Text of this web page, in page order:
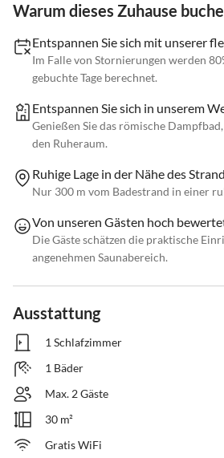
Warum dieses Zuhause
Entspannen Sie sich mit unserer
Im Falle von Stornierungen werden
gebuchte Tage berechnet.
Entspannen Sie sich in unserem
Genießen Sie das römische
den Ruheraum.
Ruhige Lage in der Nähe des
Nur 300 m vom Badestrand in einer
Von unseren Gästen hoch
Die Gäste schätzen die praktische
angenehmen Saunabereich.
Ausstattung
1 Schlafzimmer
1 Bäder
Max. 2 Gäste
30 m²
Gratis WiFi